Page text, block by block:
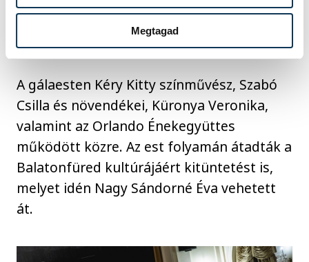
Megtagad
jobban megértenének, és talán még
magukat és Európa történelmét is
A gálaesten Kéry Kitty színművész, Szabó
Csilla és növendékei, Küronya Veronika,
valamint az Orlando Énekegyüttes
működött közre. Az est folyamán átadták a
Balatonfüred kultúrájáért kitüntetést is,
melyet idén Nagy Sándorné Éva vehetett
át.